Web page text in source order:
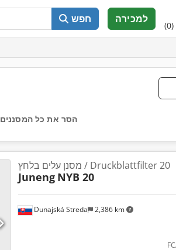
חפש למכירה
(0)
הסר את כל המסננים
Dunajská Streda 2,386 km
מסנן עלים בלחץ / Druckblattfilter 20
Juneng NYB 20